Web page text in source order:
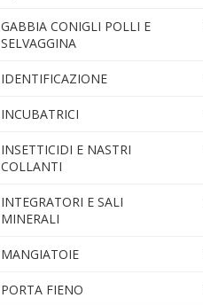
GABBIA CONIGLI POLLI E
SELVAGGINA
IDENTIFICAZIONE
INCUBATRICI
INSETTICIDI E NASTRI
COLLANTI
INTEGRATORI E SALI
MINERALI
MANGIATOIE
PORTA FIENO